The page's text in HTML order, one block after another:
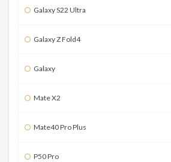
Galaxy S22 Ultra
Galaxy Z Fold4
Galaxy
Mate X2
Mate40 Pro Plus
P50 Pro